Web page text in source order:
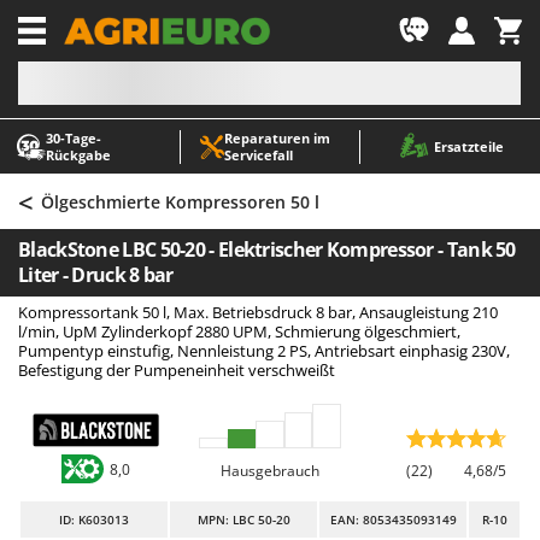
30‑Tage-
Rückgabe
Reparaturen im
Servicefall
Ersatzteile
-1
A
Abbeermaschinen - Traubenmühlen
Abfüllgeräte
Akku Gartenscheren
Akku Gras- und Strauchscheren
Akku-Stichsägen
Allzwecktransporter - Motorschubkarren
Alu-Teleskopleitern
Anbaubagger Heckbagger für Traktoren
Arbeitsschutzkleidung
Aschesauger
Astkettensägen - Hochentaster
A
ABAC
AgriEuro Premium
AgriEuro TOP-LINE
AGT
Aima
Airmec
AL-KO
ALA 2000
Alce
Alpina
Ama
< Ölgeschmierte Kompressoren 50 l
BlackStone LBC 50-20 - Elektrischer Kompressor - Tank 50
Liter - Druck 8 bar
Kompressortank 50 l, Max. Betriebsdruck 8 bar, Ansaugleistung 210
l/min, UpM Zylinderkopf 2880 UPM, Schmierung ölgeschmiert,
Pumpentyp einstufig, Nennleistung 2 PS, Antriebsart einphasig 230V,
Befestigung der Pumpeneinheit verschweißt
8,0 Hausgebrauch (22) 4,68/5
ID: K603013 MPN: LBC 50-20 EAN: 8053435093149 R-10